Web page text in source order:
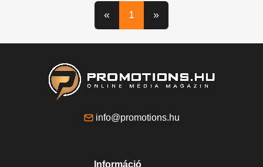
« 1 »
info@promotions.hu
Információ